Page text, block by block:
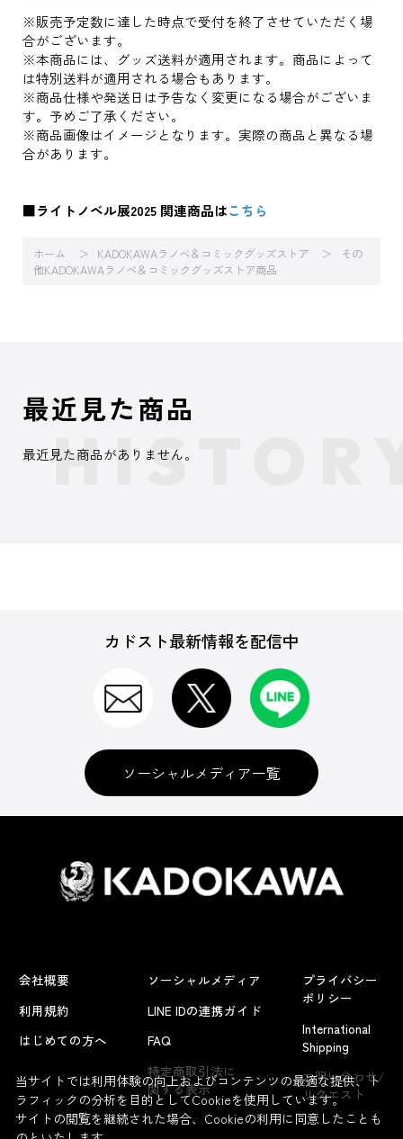
※販売予定数に達した時点で受付を終了させていただく場
合がございます。
※本商品には、グッズ送料が適用されます。商品によって
は特別送料が適用される場合もあります。
※商品仕様や発送日は予告なく変更になる場合がございま
す。予めご了承ください。
※商品画像はイメージとなります。実際の商品と異なる場
合があります。
■ライトノベル展2025 関連商品はこちら
ホーム KADOKAWAラノベ＆コミックグッズストア
その
他KADOKAWAラノベ＆コミックグッズストア商品
よくあるお問い合わせ
最近見た商品
最近見た商品がありません。
カドスト最新情報を配信中
ソーシャルメディア一覧
会社概要
利用規約
はじめての方へ
ソーシャルメディア
LINE IDの連携ガイド
FAQ
特定商取引法に
関する表示
プライバシー
ポリシー
International
Shipping
お問い合わせ/
リクエスト
当サイトでは利用体験の向上およびコンテンツの最適な提供、ト
ラフィックの分析を目的としてCookieを使用しています。
サイトの閲覧を継続された場合、Cookieの利用に同意したことも